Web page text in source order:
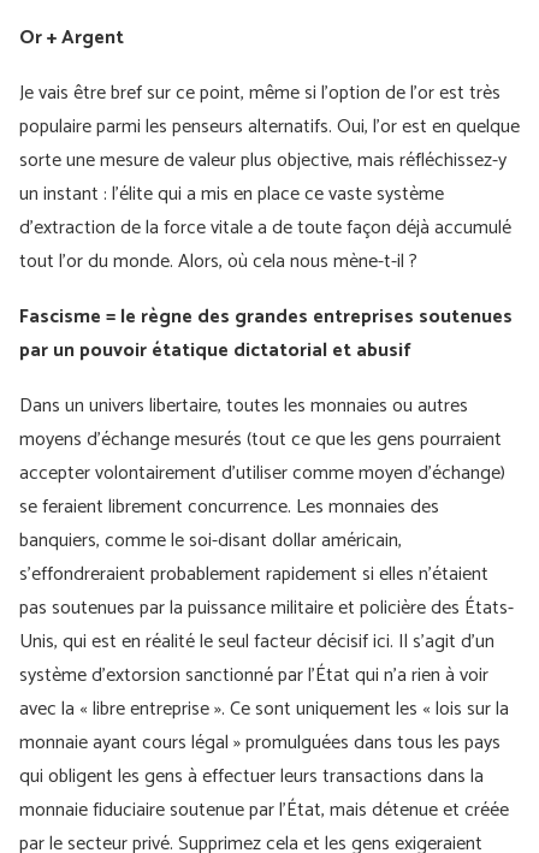
Or + Argent
Je vais être bref sur ce point, même si l’option de l’or est très
populaire parmi les penseurs alternatifs. Oui, l’or est en quelque
sorte une mesure de valeur plus objective, mais réfléchissez-y
un instant : l’élite qui a mis en place ce vaste système
d’extraction de la force vitale a de toute façon déjà accumulé
tout l’or du monde. Alors, où cela nous mène-t-il ?
Fascisme = le règne des grandes entreprises soutenues
par un pouvoir étatique dictatorial et abusif
Dans un univers libertaire, toutes les monnaies ou autres
moyens d’échange mesurés (tout ce que les gens pourraient
accepter volontairement d’utiliser comme moyen d’échange)
se feraient librement concurrence. Les monnaies des
banquiers, comme le soi-disant dollar américain,
s’effondreraient probablement rapidement si elles n’étaient
pas soutenues par la puissance militaire et policière des États-
Unis, qui est en réalité le seul facteur décisif ici. Il s'agit d'un
système d'extorsion sanctionné par l'État qui n'a rien à voir
avec la « libre entreprise ». Ce sont uniquement les « lois sur la
monnaie ayant cours légal » promulguées dans tous les pays
qui obligent les gens à effectuer leurs transactions dans la
monnaie fiduciaire soutenue par l'État, mais détenue et créée
par le secteur privé. Supprimez cela et les gens exigeraient